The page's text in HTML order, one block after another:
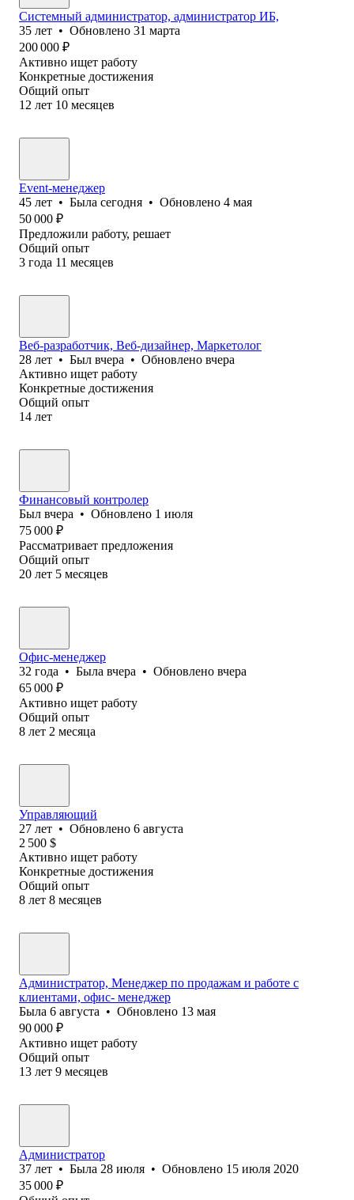
Системный администратор, администратор ИБ,
35 лет • Обновлено 31 марта
200 000 ₽
Активно ищет работу
Конкретные достижения
Общий опыт
12 лет 10 месяцев
Event-менеджер
45 лет • Была сегодня • Обновлено 4 мая
50 000 ₽
Предложили работу, решает
Общий опыт
3 года 11 месяцев
Веб-разработчик, Веб-дизайнер, Маркетолог
28 лет • Был вчера • Обновлено вчера
Активно ищет работу
Конкретные достижения
Общий опыт
14 лет
Финансовый контролер
Был вчера • Обновлено 1 июля
75 000 ₽
Рассматривает предложения
Общий опыт
20 лет 5 месяцев
Офис-менеджер
32 года • Была вчера • Обновлено вчера
65 000 ₽
Активно ищет работу
Общий опыт
8 лет 2 месяца
Управляющий
27 лет • Обновлено 6 августа
2 500 $
Активно ищет работу
Конкретные достижения
Общий опыт
8 лет 8 месяцев
Администратор, Менеджер по продажам и работе с
клиентами, офис- менеджер
Была 6 августа • Обновлено 13 мая
90 000 ₽
Активно ищет работу
Общий опыт
13 лет 9 месяцев
Администратор
37 лет • Была 28 июля • Обновлено 15 июля 2020
35 000 ₽